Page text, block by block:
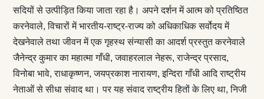
सदियों से उत्पीड़ित किया जाता रहा है। अपने दर्शन में आत्म को प्रतिष्ठित
करनेवाले, विचारों में भारतीय-राष्ट्र-राज्य को अधिकाधिक सर्वोदय में
देखनेवाले तथा जीवन में एक गृहस्थ संन्यासी का आदर्श प्रस्तुत करनेवाले
जैनेन्द्र कुमार का महात्मा गाँधी, जवाहरलाल नेहरू, राजेन्द्र प्रसाद,
विनोबा भावे, राधाकृष्णन, जयप्रकाश नारायण, इन्दिरा गाँधी आदि राष्ट्रीय
नेताओं से सीधा संवाद था। पर यह संवाद राष्ट्रीय हितों के लिए था, निजी